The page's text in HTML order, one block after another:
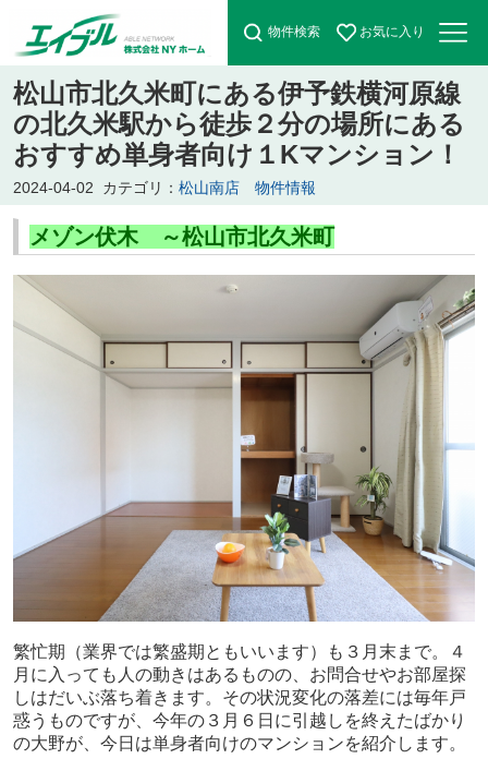
物件検索 お気に入り
松山市北久米町にある伊予鉄横河原線
の北久米駅から徒歩２分の場所にある
おすすめ単身者向け１Kマンション！
2024-04-02 カテゴリ： 松山南店 物件情報
メゾン伏木 ～松山市北久米町
繁忙期（業界では繁盛期ともいいます）も３月末まで。４
月に入っても人の動きはあるものの、お問合せやお部屋探
しはだいぶ落ち着きます。その状況変化の落差には毎年戸
惑うものですが、今年の３月６日に引越しを終えたばかり
の大野が、今日は単身者向けのマンションを紹介します。